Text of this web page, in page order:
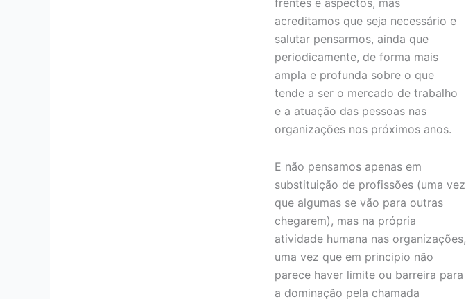
acreditamos que seja necessário e
salutar pensarmos, ainda que
periodicamente, de forma mais
ampla e profunda sobre o que
tende a ser o mercado de trabalho
e a atuação das pessoas nas
organizações nos próximos anos.
E não pensamos apenas em
substituição de profissões (uma vez
que algumas se vão para outras
chegarem), mas na própria
atividade humana nas organizações,
uma vez que em principio não
parece haver limite ou barreira para
a dominação pela chamada